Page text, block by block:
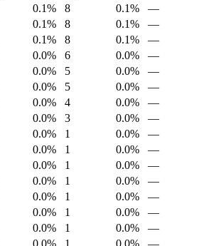
0.1% 8 0.1%
—
0.1% 8 0.1%
—
0.1% 8 0.1%
—
0.0% 6 0.0%
—
0.0% 5 0.0%
—
0.0% 5 0.0%
—
0.0% 4 0.0%
—
0.0% 3 0.0%
—
0.0% 1 0.0%
—
0.0% 1 0.0%
—
0.0% 1 0.0%
—
0.0% 1 0.0%
—
0.0% 1 0.0%
—
0.0% 1 0.0%
—
0.0% 1 0.0%
—